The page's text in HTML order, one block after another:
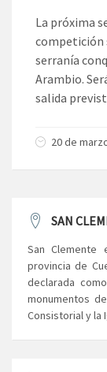
La próxima
competición
serranía
Arambio.
salida
20 de
SAN
San
provincia de
declarada
monumentos
Consistorial y la